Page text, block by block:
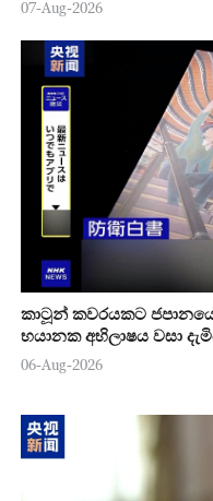
07-Aug-2026
කාටූන් කවරයකට
භයානක අභිලාෂය වසා
06-Aug-2026